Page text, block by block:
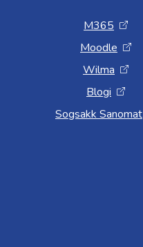
M365
Moodle
Wilma
Blogi
Sogsakk Sanomat